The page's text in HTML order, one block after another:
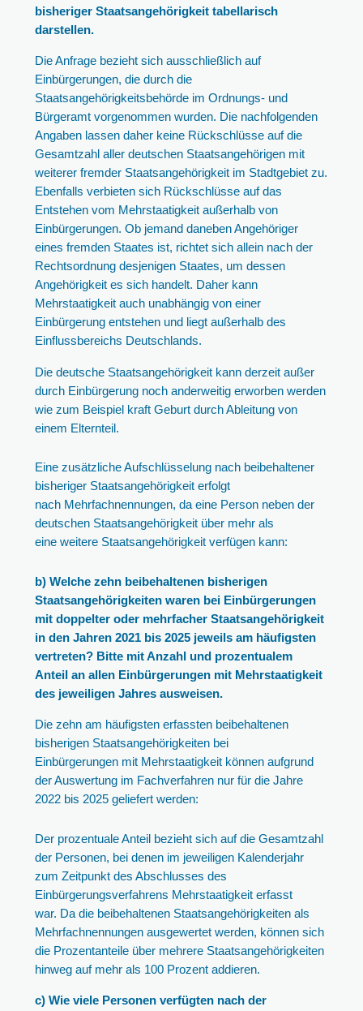
bisheriger Staatsangehörigkeit tabellarisch
darstellen.
Die Anfrage bezieht sich ausschließlich auf
Einbürgerungen, die durch die
Staatsangehörigkeitsbehörde im Ordnungs- und
Bürgeramt vorgenommen wurden. Die nachfolgenden
Angaben lassen daher keine Rückschlüsse auf die
Gesamtzahl aller deutschen Staatsangehörigen mit
weiterer fremder Staatsangehörigkeit im Stadtgebiet zu.
Ebenfalls verbieten sich Rückschlüsse auf das
Entstehen vom Mehrstaatigkeit außerhalb von
Einbürgerungen. Ob jemand daneben Angehöriger
eines fremden Staates ist, richtet sich allein nach der
Rechtsordnung desjenigen Staates, um dessen
Angehörigkeit es sich handelt. Daher kann
Mehrstaatigkeit auch unabhängig von einer
Einbürgerung entstehen und liegt außerhalb des
Einflussbereichs Deutschlands.
Die deutsche Staatsangehörigkeit kann derzeit außer
durch Einbürgerung noch anderweitig erworben werden
wie zum Beispiel kraft Geburt durch Ableitung von
einem Elternteil.
Eine zusätzliche Aufschlüsselung nach beibehaltener
bisheriger Staatsangehörigkeit erfolgt
nach Mehrfachnennungen, da eine Person neben der
deutschen Staatsangehörigkeit über mehr als
eine weitere Staatsangehörigkeit verfügen kann:
b) Welche zehn beibehaltenen bisherigen
Staatsangehörigkeiten waren bei Einbürgerungen
mit doppelter oder mehrfacher Staatsangehörigkeit
in den Jahren 2021 bis 2025 jeweils am häufigsten
vertreten? Bitte mit Anzahl und prozentualem
Anteil an allen Einbürgerungen mit Mehrstaatigkeit
des jeweiligen Jahres ausweisen.
Die zehn am häufigsten erfassten beibehaltenen
bisherigen Staatsangehörigkeiten bei
Einbürgerungen mit Mehrstaatigkeit können aufgrund
der Auswertung im Fachverfahren nur für die Jahre
2022 bis 2025 geliefert werden:
Der prozentuale Anteil bezieht sich auf die Gesamtzahl
der Personen, bei denen im jeweiligen Kalenderjahr
zum Zeitpunkt des Abschlusses des
Einbürgerungsverfahrens Mehrstaatigkeit erfasst
war. Da die beibehaltenen Staatsangehörigkeiten als
Mehrfachnennungen ausgewertet werden, können sich
die Prozentanteile über mehrere Staatsangehörigkeiten
hinweg auf mehr als 100 Prozent addieren.
c) Wie viele Personen verfügten nach der